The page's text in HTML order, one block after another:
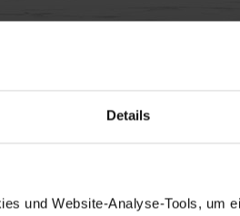
Details
und Website-Analyse-Tools, um